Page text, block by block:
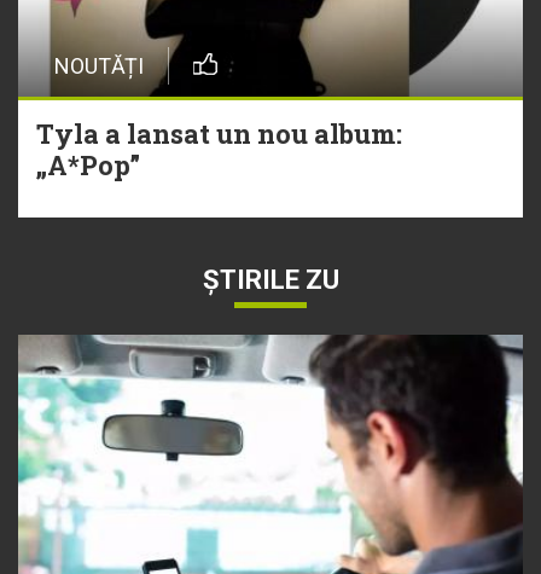
NOUTĂȚI
Tyla a lansat un nou album:
„A*Pop”
ȘTIRILE ZU